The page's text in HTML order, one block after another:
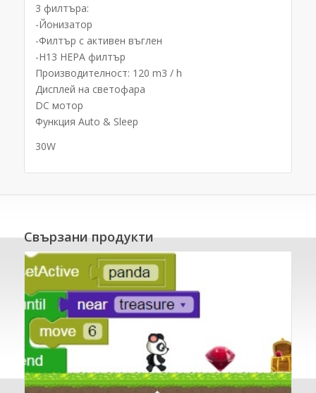
3 филтъра:
-Йонизатор
-Филтър с активен въглен
-H13 HEPA филтър
Производителност: 120 m3 / h
Дисплей на светофара
DC мотор
Функция Auto & Sleep
30W
Свързани продукти